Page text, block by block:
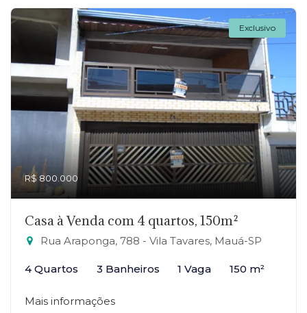
Exclusivo
R$ 800.000
Casa à Venda com 4 quartos, 150m²
Rua Araponga, 788 - Vila Tavares, Mauá-SP
4 Quartos 3 Banheiros 1 Vaga 150 m²
Mais informações